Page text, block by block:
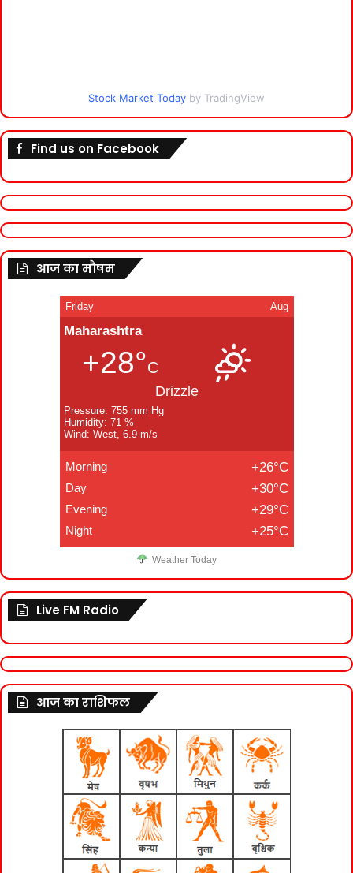
Stock Market Today by TradingView
Find us on Facebook
आज का मौषम
Friday Aug
Maharashtra
+28°C
Drizzle
Pressure: 755 mm Hg
Humidity: 71 %
Wind: West, 6.9 m/s
Morning +26°C
Day +30°C
Evening +29°C
Night +25°C
Weather Today
Live FM Radio
आज का राशिफल